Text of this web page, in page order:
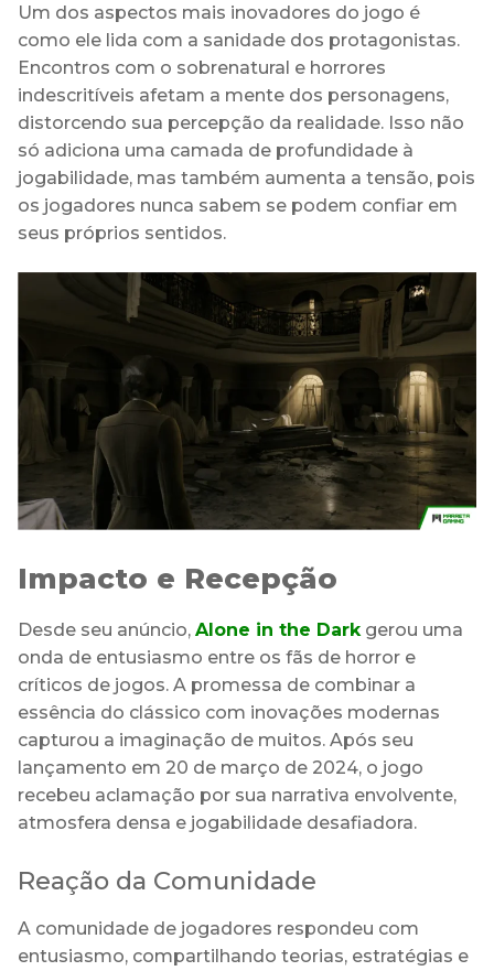
Um dos aspectos mais inovadores do jogo é
como ele lida com a sanidade dos protagonistas.
Encontros com o sobrenatural e horrores
indescritíveis afetam a mente dos personagens,
distorcendo sua percepção da realidade. Isso não
só adiciona uma camada de profundidade à
jogabilidade, mas também aumenta a tensão, pois
os jogadores nunca sabem se podem confiar em
seus próprios sentidos.
Impacto e Recepção
Desde seu anúncio, Alone in the Dark gerou uma
onda de entusiasmo entre os fãs de horror e
críticos de jogos. A promessa de combinar a
essência do clássico com inovações modernas
capturou a imaginação de muitos. Após seu
lançamento em 20 de março de 2024, o jogo
recebeu aclamação por sua narrativa envolvente,
atmosfera densa e jogabilidade desafiadora.
Reação da Comunidade
A comunidade de jogadores respondeu com
entusiasmo, compartilhando teorias, estratégias e